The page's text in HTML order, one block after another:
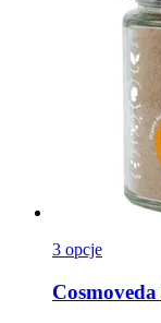
3 opcje
Cosmoveda